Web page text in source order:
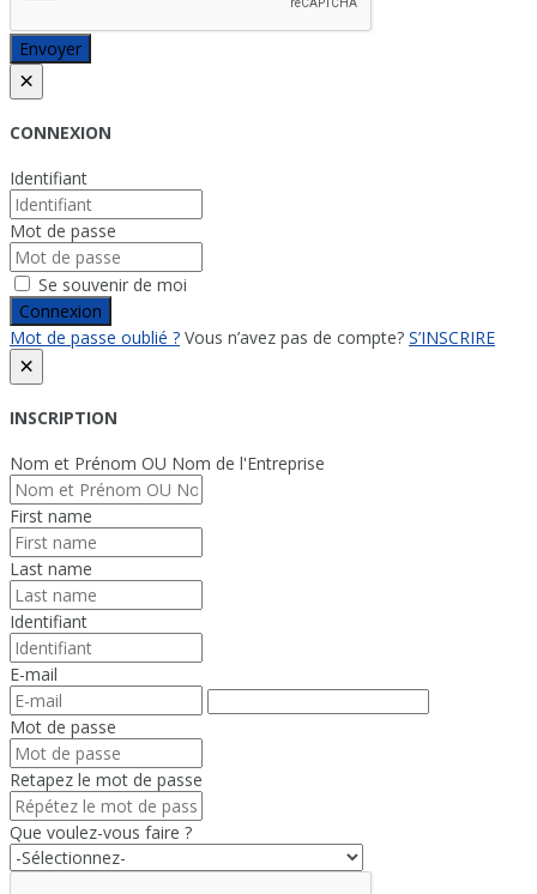
Envoyer
×
CONNEXION
Identifiant
Mot de passe
Se souvenir de moi
Connexion
Mot de passe oublié ? Vous n’avez pas de compte? S’INSCRIRE
×
INSCRIPTION
Nom et Prénom OU Nom de l'Entreprise
First name
Last name
Identifiant
E-mail
Mot de passe
Retapez le mot de passe
Que voulez-vous faire ?